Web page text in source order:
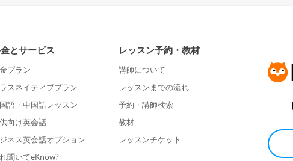
とサービス
プラン
スネイティブプラン
語・中国語レッスン
向け英会話
ネス英会話オプション
聞いてeKnow?
レッスン予約・教材
講師について
レッスンまでの流れ
予約・講師検索
教材
レッスンチケット